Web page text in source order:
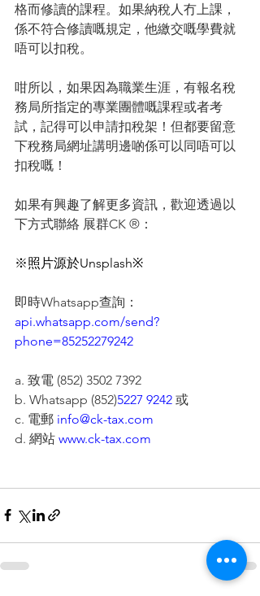
格而修讀的課程。如果納稅人冇上課，
係不符合修讀嘅規定，他繳交嘅學費就
唔可以扣稅。
咁所以，如果因為職業生涯，有報名稅
務局所指定的專業團體嘅課程或者考
試，記得可以申請扣稅架！但都要留意
下稅務局網址講明邊啲係可以同唔可以
扣稅嘅！
如果有興趣了解更多資訊，歡迎透過以
下方式聯絡 展群CK ®：
※照片源於Unsplash※
即時Whatsapp查詢：
api.whatsapp.com/send?
phone=85252279242
a. 致電 (852) 3502 7392
b. Whatsapp (852)5227 9242 或
c. 電郵 info@ck-tax.com
d. 網站 www.ck-tax.com